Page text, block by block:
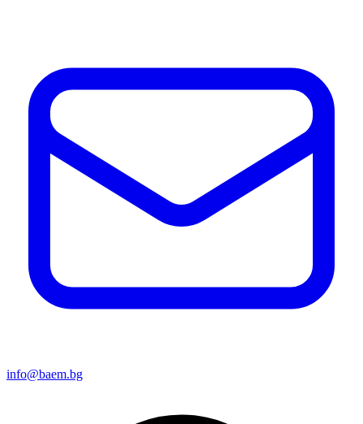
info@baem.bg